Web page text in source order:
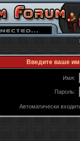
Введите ваше
Имя:
Пароль:
Автоматически